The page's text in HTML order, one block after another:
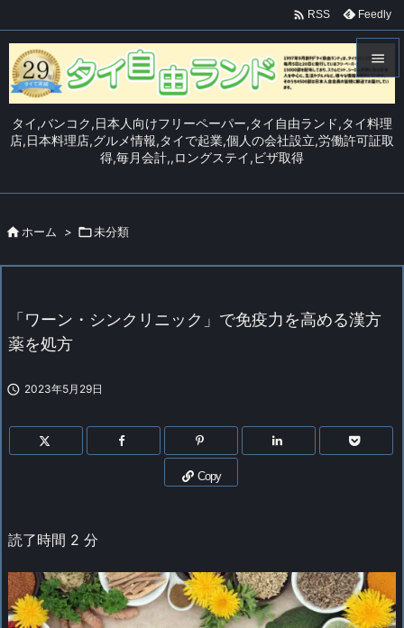
タイ,バンコク,日本人向けフリーペーパー,タイ自由ランド,タイ料理
店,日本料理店,グルメ情報,タイで起業,個人の会社設立,労働許可証取
得,毎月会計,,ロングステイ,ビザ取得

メニュ


 RSS Feedly
 ホーム > 未分類
「ワーン・シンクリニック」で免疫力を高める漢方
薬を処方
 2023年5月29日
Copy
読了時間 2 分